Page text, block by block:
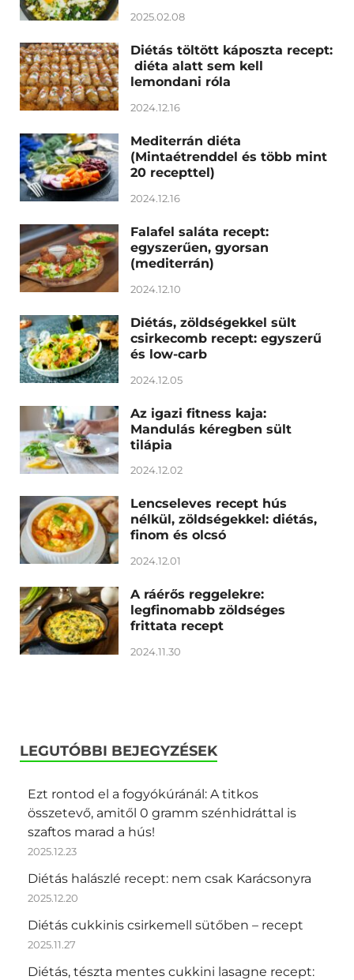
2025.02.08
Diétás töltött káposzta recept:
diéta alatt sem kell
lemondani róla
2024.12.16
Mediterrán diéta
(Mintaétrenddel és több mint
20 recepttel)
2024.12.16
Falafel saláta recept:
egyszerűen, gyorsan
(mediterrán)
2024.12.10
Diétás, zöldségekkel sült
csirkecomb recept: egyszerű
és low-carb
2024.12.05
Az igazi fitness kaja:
Mandulás kéregben sült
tilápia
2024.12.02
Lencseleves recept hús
nélkül, zöldségekkel: diétás,
finom és olcsó
2024.12.01
A ráérős reggelekre:
legfinomabb zöldséges
frittata recept
2024.11.30
LEGUTÓBBI BEJEGYZÉSEK
Ezt rontod el a fogyókúránál: A titkos
összetevő, amitől 0 gramm szénhidráttal is
szaftos marad a hús!
2025.12.23
Diétás halászlé recept: nem csak Karácsonyra
2025.12.20
Diétás cukkinis csirkemell sütőben – recept
2025.11.27
Diétás, tészta mentes cukkini lasagne recept: